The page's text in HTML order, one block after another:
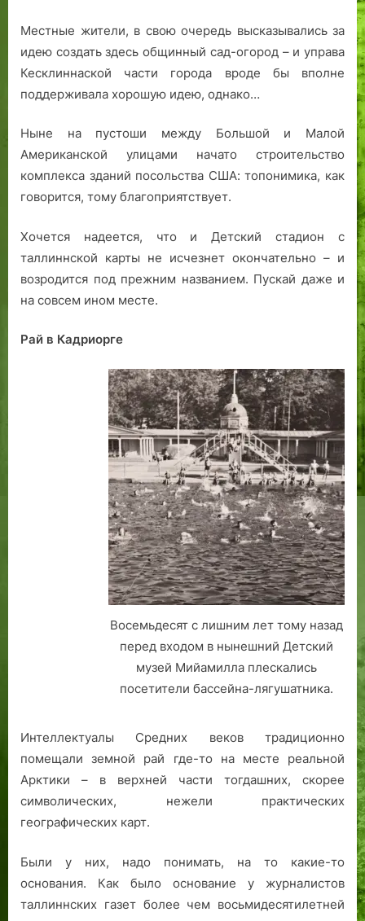
Местные жители, в свою очередь высказывались за
идею создать здесь общинный сад-огород – и управа
Кесклиннаской части города вроде бы вполне
поддерживала хорошую идею, однако…
Ныне на пустоши между Большой и Малой
Американской улицами начато строительство
комплекса зданий посольства США: топонимика, как
говорится, тому благоприятствует.
Хочется надеется, что и Детский стадион с
таллиннской карты не исчезнет окончательно – и
возродится под прежним названием. Пускай даже и
на совсем ином месте.
Рай в Кадриорге
Восемьдесят с лишним лет тому назад
перед входом в нынешний Детский
музей Мийамилла плескались
посетители бассейна-лягушатника.
Интеллектуалы Средних веков традиционно
помещали земной рай где-то на месте реальной
Арктики – в верхней части тогдашних, скорее
символических, нежели практических
географических карт.
Были у них, надо понимать, на то какие-то
основания. Как было основание у журналистов
таллиннских газет более чем восьмидесятилетней